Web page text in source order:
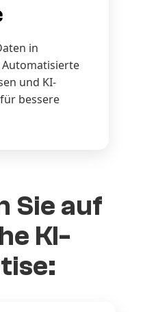
in
und KI-
bessere
Sie auf
KI-